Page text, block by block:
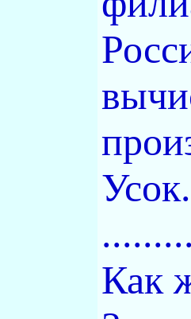
Усок.
Как